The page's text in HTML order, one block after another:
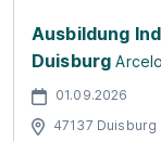
Ausbildung
Duisburg
01.09.2026
47137 Duisburg